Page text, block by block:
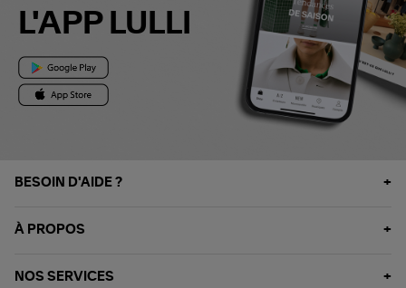
L'APP LULLI
BESOIN D'AIDE ?
À PROPOS
NOS SERVICES